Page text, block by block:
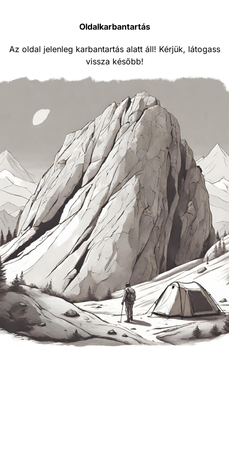
Oldalkarbantartás
Az oldal jelenleg karbantartás alatt áll! Kérjük, látogass
vissza később!